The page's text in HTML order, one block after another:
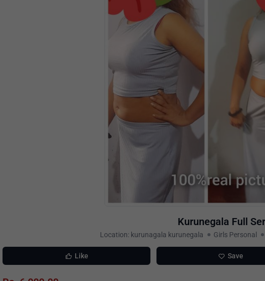
Kurunegala Full
Location: kurunagala kurunegala Girls Personal
Like Save